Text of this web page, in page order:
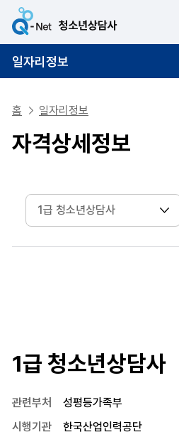
일자리정보
홈 일자리정보
자격상세정보
1급 청소년상담사
관련부처
성평등가족부
시행기관
한국산업인력공단